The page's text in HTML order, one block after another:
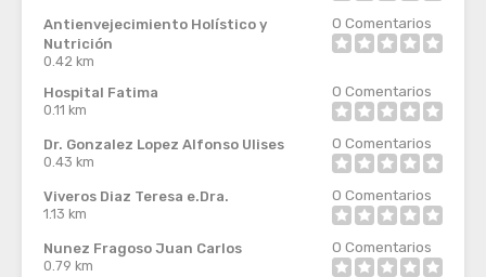
Antienvejecimiento Holístico y
Nutrición
0.42 km
0 Comentarios
Hospital Fatima
0.11 km
0 Comentarios
Dr. Gonzalez Lopez Alfonso Ulises
0.43 km
0 Comentarios
Viveros Diaz Teresa e.Dra.
1.13 km
0 Comentarios
Nunez Fragoso Juan Carlos
0.79 km
0 Comentarios